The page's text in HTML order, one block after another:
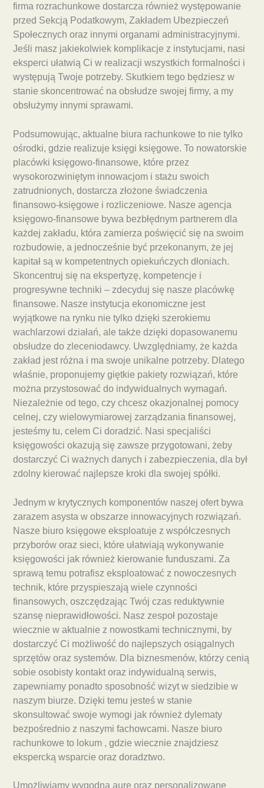
firma rozrachunkowe dostarcza również występowanie
przed Sekcją Podatkowym, Zakładem Ubezpieczeń
Społecznych oraz innymi organami administracyjnymi.
Jeśli masz jakiekolwiek komplikacje z instytucjami, nasi
eksperci ułatwią Ci w realizacji wszystkich formalności i
występują Twoje potrzeby. Skutkiem tego będziesz w
stanie skoncentrować na obsłudze swojej firmy, a my
obsłużymy innymi sprawami.
Podsumowując, aktualne biura rachunkowe to nie tylko
ośrodki, gdzie realizuje księgi księgowe. To nowatorskie
placówki księgowo-finansowe, które przez
wysokorozwiniętym innowacjom i stażu swoich
zatrudnionych, dostarcza złożone świadczenia
finansowo-księgowe i rozliczeniowe. Nasze agencja
księgowo-finansowe bywa bezbłędnym partnerem dla
każdej zakładu, która zamierza poświęcić się na swoim
rozbudowie, a jednocześnie być przekonanym, że jej
kapitał są w kompetentnych opiekuńczych dłoniach.
Skoncentruj się na ekspertyzę, kompetencje i
progresywne techniki – zdecyduj się nasze placówkę
finansowe. Nasze instytucja ekonomiczne jest
wyjątkowe na rynku nie tylko dzięki szerokiemu
wachlarzowi działań, ale także dzięki dopasowanemu
obsłudze do zleceniodawcy. Uwzględniamy, że każda
zakład jest różna i ma swoje unikalne potrzeby. Dlatego
właśnie, proponujemy giętkie pakiety rozwiązań, które
można przystosować do indywidualnych wymagań.
Niezależnie od tego, czy chcesz okazjonalnej pomocy
celnej, czy wielowymiarowej zarządzania finansowej,
jesteśmy tu, celem Ci doradzić. Nasi specjaliści
księgowości okazują się zawsze przygotowani, żeby
dostarczyć Ci ważnych danych i zabezpieczenia, dla był
zdolny kierować najlepsze kroki dla swojej spółki.
Jednym w krytycznych komponentów naszej ofert bywa
zarazem asysta w obszarze innowacyjnych rozwiązań.
Nasze biuro księgowe eksploatuje z współczesnych
przyborów oraz sieci, które ułatwiają wykonywanie
księgowości jak również kierowanie funduszami. Za
sprawą temu potrafisz eksploatować z nowoczesnych
technik, które przyspieszają wiele czynności
finansowych, oszczędzając Twój czas reduktywnie
szansę nieprawidłowości. Nasz zespoł pozostaje
wiecznie w aktualnie z nowostkami technicznymi, by
dostarczyć Ci możliwość do najlepszych osiągalnych
sprzętów oraz systemów. Dla biznesmenów, którzy cenią
sobie osobisty kontakt oraz indywidualną serwis,
zapewniamy ponadto sposobność wizyt w siedzibie w
naszym biurze. Dzięki temu jesteś w stanie
skonsultować swoje wymogi jak również dylematy
bezpośrednio z naszymi fachowcami. Nasze biuro
rachunkowe to lokum , gdzie wiecznie znajdziesz
ekspercką wsparcie oraz doradztwo.
Umożliwiamy wygodną aurę oraz personalizowane